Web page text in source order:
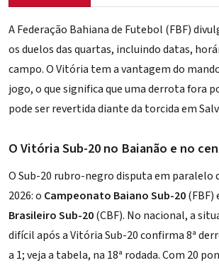
AFederação Bahiana de Futebol (FBF)
os duelos das quartas, incluindo datas,
campo. O Vitória tem a vantagem do
jogo, o que significa que uma derrota fora
pode ser revertida diante da torcida em
O Vitória Sub-20 no Baianão e no
O Sub-20 rubro-negro disputa em paralelo
2026: o Campeonato Baiano Sub-20(FBF)
Brasileiro Sub-20(CBF). No nacional, a
difícil após aVitória Sub-20 confirma 8ª
a 1; veja a tabela, na 18ª rodada. Com 20